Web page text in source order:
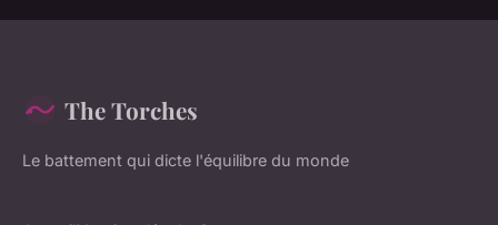
The Torches
Le battement qui dicte l'équilibre du monde